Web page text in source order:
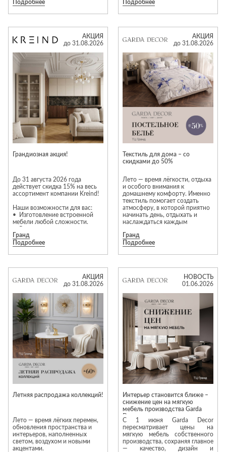
скидка 40% на ассортимент
В коллекции — фактуры и
оттенки, которые позволяют
точно выстроить настроение
пространства и подчеркнуть
его индивидуальность.
Индивидуальный подбор — для
интерьеров, в которых важна
каждая деталь.
Подробнее
наличии, сшитые в нашем
ателье — скидка 40%.
Готовые изделия высокого
качества позволяют быстро
обновить интерьер к новому
сезону: подчеркнуть окна
лёгкими тюлями, добавить
выразительность шторами или
создать более уютную
атмосферу в спальне с
помощью стильного
покрывала.
Предложение действует до 31
Подробнее
АКЦИЯ
до 31.08.2026
Грандиозная акция!
До 31 августа 2026 года
действует скидка 15% на весь
ассортимент компании Kreind!
Наши возможности для вас:
• Изготовление встроенной
мебели любой сложности.
полного оснащения квартир и
домов.
продуманных детских комнат.
Для дизайнеров интерьеров:
Мы всегда открыты к
долгосрочному партнерству!
Приходите с проектами — мы
станем вашим надежным
помощником в их реализации.
Давайте вместе творить
красоту!
Гранд
Подробнее
АКЦИЯ
до 31.08.2026
Текстиль для дома – со
скидками до 50%
Лето — время лёгкости, отдыха
и особого внимания к
домашнему комфорту. Именно
текстиль помогает создать
атмосферу, в которой приятно
начинать день, отдыхать и
наслаждаться каждым
В акции участвуют одеяла и
подушки, постельное бельё,
полотенца и декоративный
текстиль. Натуральные
материалы, актуальные
оттенки, приятные фактуры и
качественное исполнение
позволяют легко обновить
интерьер и добавить больше
комфорта в повседневную
жизнь.
Гранд
Подробнее
АКЦИЯ
до 31.08.2026
Летняя распродажа коллекций!
Лето — время лёгких перемен,
обновления пространства и
интерьеров, наполненных
светом, воздухом и новыми
акцентами.
НОВОСТЬ
01.06.2026
Интерьер становится ближе –
снижение цен на мягкую
мебель производства Garda
Decor
С 1 июня Garda Decor
пересматривает цены на
мягкую мебель собственного
производства, сохраняя главное
— качество, дизайн и